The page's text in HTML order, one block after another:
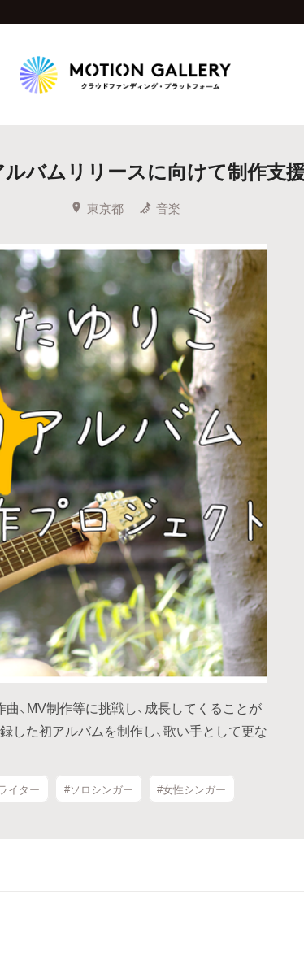
クト 新着プロジェクト 終了間近のプロジ
探す キュレーターから探す 特集から探す
Legendary
達成プロジェクト 調達額が大きいプロジェクト
バムリリースに向けて制作支
東京都 音楽
、MV制作等に挑戦し、成長してくることが
した初アルバムを制作し、歌い手として更な
イター #ソロシンガー #女性シンガー